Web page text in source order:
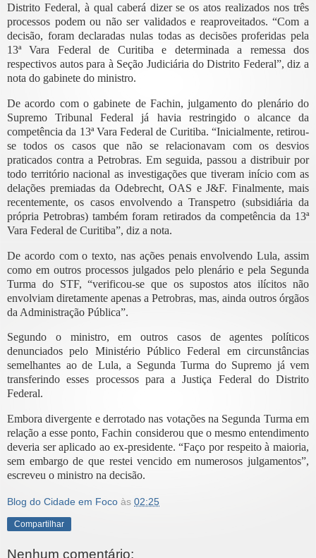
Distrito Federal, à qual caberá dizer se os atos realizados nos três
processos podem ou não ser validados e reaproveitados. “Com a
decisão, foram declaradas nulas todas as decisões proferidas pela
13ª Vara Federal de Curitiba e determinada a remessa dos
respectivos autos para à Seção Judiciária do Distrito Federal”, diz a
nota do gabinete do ministro.
De acordo com o gabinete de Fachin, julgamento do plenário do
Supremo Tribunal Federal já havia restringido o alcance da
competência da 13ª Vara Federal de Curitiba. “Inicialmente, retirou-
se todos os casos que não se relacionavam com os desvios
praticados contra a Petrobras. Em seguida, passou a distribuir por
todo território nacional as investigações que tiveram início com as
delações premiadas da Odebrecht, OAS e J&F. Finalmente, mais
recentemente, os casos envolvendo a Transpetro (subsidiária da
própria Petrobras) também foram retirados da competência da 13ª
Vara Federal de Curitiba”, diz a nota.
De acordo com o texto, nas ações penais envolvendo Lula, assim
como em outros processos julgados pelo plenário e pela Segunda
Turma do STF, “verificou-se que os supostos atos ilícitos não
envolviam diretamente apenas a Petrobras, mas, ainda outros órgãos
da Administração Pública”.
Segundo o ministro, em outros casos de agentes políticos
denunciados pelo Ministério Público Federal em circunstâncias
semelhantes ao de Lula, a Segunda Turma do Supremo já vem
transferindo esses processos para a Justiça Federal do Distrito
Federal.
Embora divergente e derrotado nas votações na Segunda Turma em
relação a esse ponto, Fachin considerou que o mesmo entendimento
deveria ser aplicado ao ex-presidente. “Faço por respeito à maioria,
sem embargo de que restei vencido em numerosos julgamentos”,
escreveu o ministro na decisão.
Blog do Cidade em Foco às 02:25
Compartilhar
Nenhum comentário: